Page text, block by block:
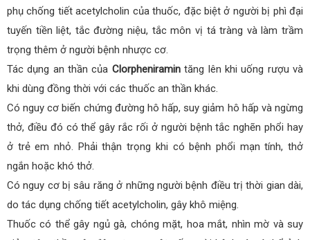
phụ chống tiết acetylcholin của thuốc, đặc biệt ở người bị phì đại
tuyến tiền liệt, tắc đường niệu, tắc môn vị tá tràng và làm trầm
trọng thêm ở người bệnh nhược cơ.
Tác dụng an thần của Clorpheniramintăng lên khi uống rượu và
khi dùng đồng thời với các thuốc an thần khác.
Có nguy cơ biến chứng đường hô hấp, suy giảm hô hấp và ngừng
thở, điều đó có thể gây rắc rối ở người bệnh tắc nghẽn phổi hay
ở trẻ em nhỏ. Phải thận trọng khi có bệnh phổi mạn tính, thở
ngắn hoặc khó thở.
Có nguy cơ bị sâu răng ở những người bệnh điều trị thời gian dài,
do tác dụng chống tiết acetylcholin, gây khô miệng.
Thuốc có thể gây ngủ gà, chóng mặt, hoa mắt, nhìn mờ và suy